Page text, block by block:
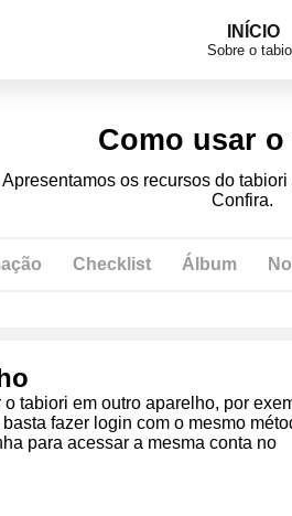
INÍCIO
Sobre o
Como usar
Apresentamos os recursos do
Confira.
Checklist Álbum
tabiori em outro aparelho, por
fazer login com o mesmo
para acessar a mesma conta no